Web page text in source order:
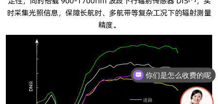
时采集光照信息，保障长航时、多航带等复杂工况下的辐射测量
精度。
你们是怎么收费的呢
现在有优惠活动吗